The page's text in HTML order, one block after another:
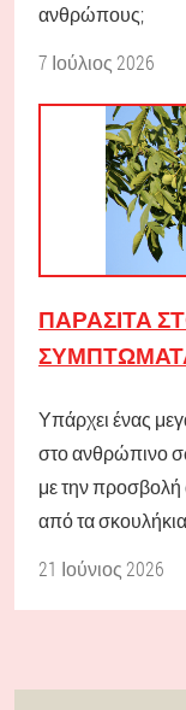
ανθρώπους;
7 Ιούλιος 2026
ΠΑΡΆΣΙΤΑ
Υπάρχει ένας
στο ανθρώπινο
με την προσβολή
από τα
21 Ιούνιος 2026